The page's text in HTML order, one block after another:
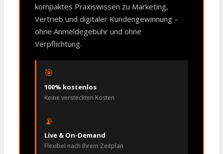
kompaktes Praxiswissen zu Marketing,
Vertrieb und digitaler Kundengewinnung –
ohne Anmeldegebühr und ohne
Verpflichtung.
🎯
100% kostenlos
Keine versteckten Kosten
📡
Live & On-Demand
Flexibel nach Ihrem Zeitplan